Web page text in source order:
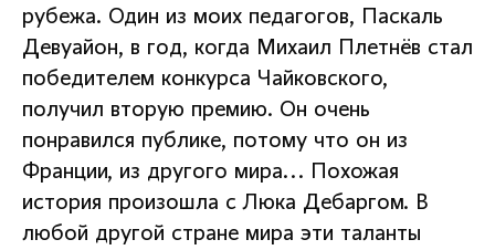
рубежа. Один из моих педагогов, Паскаль
Девуайон, в год, когда Михаил Плетнёв стал
победителем конкурса Чайковского,
получил вторую премию. Он очень
понравился публике, потому что он из
Франции, из другого мира... Похожая
история произошла с Люка Дебаргом. В
любой другой стране мира эти таланты